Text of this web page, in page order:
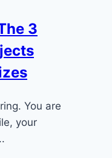
3
You are
your